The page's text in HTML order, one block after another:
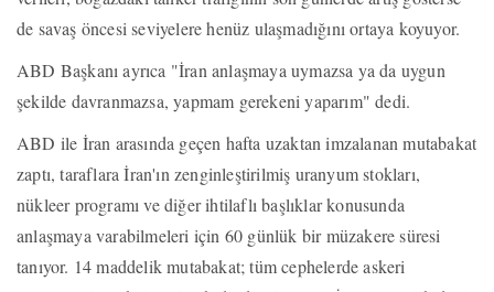
de savaş öncesi seviyelere henüz ulaşmadığını ortaya koyuyor.
ABD Başkanı ayrıca "İran anlaşmaya uymazsa ya da uygun
şekilde davranmazsa, yapmam gerekeni yaparım" dedi.
ABD ile İran arasında geçen hafta uzaktan imzalanan mutabakat
zaptı, taraflara İran'ın zenginleştirilmiş uranyum stokları,
nükleer programı ve diğer ihtilaflı başlıklar konusunda
anlaşmaya varabilmeleri için 60 günlük bir müzakere süresi
tanıyor. 14 maddelik mutabakat; tüm cephelerde askeri